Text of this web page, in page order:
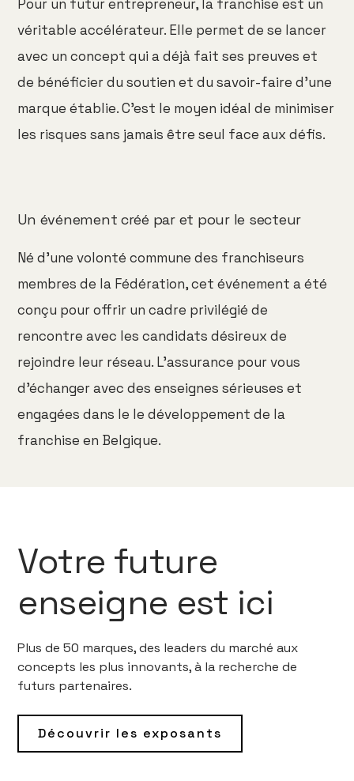
Pour un futur entrepreneur, la franchise est un
véritable accélérateur. Elle permet de se lancer
avec un concept qui a déjà fait ses preuves et
de bénéficier du soutien et du savoir-faire d'une
marque établie. C'est le moyen idéal de minimiser
les risques sans jamais être seul face aux défis.
Un événement créé par et pour le secteur
Né d’une volonté commune des franchiseurs
membres de la Fédération, cet événement a été
conçu pour offrir un cadre privilégié de
rencontre avec les candidats désireux de
rejoindre leur réseau. L’assurance pour vous
d’échanger avec des enseignes sérieuses et
engagées dans le le développement de la
franchise en Belgique.
Votre future
enseigne est ici
Plus de 50 marques, des leaders du marché aux
concepts les plus innovants, à la recherche de
futurs partenaires.
Découvrir les exposants